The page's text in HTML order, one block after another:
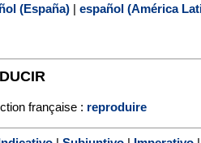
(España) | español (América
française : reproduire